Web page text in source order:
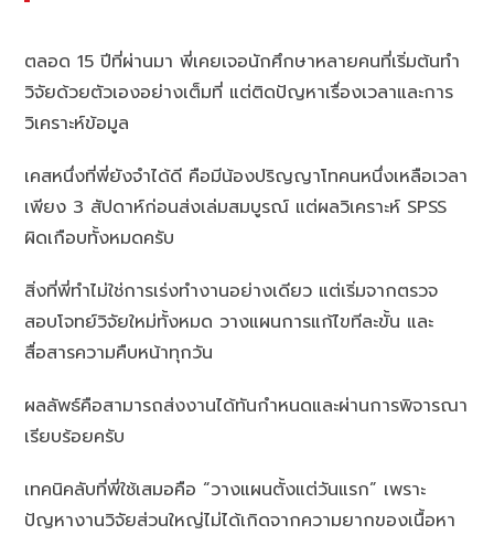
ตลอด 15 ปีที่ผ่านมา พี่เคยเจอนักศึกษาหลายคนที่เริ่มต้นทำ
วิจัยด้วยตัวเองอย่างเต็มที่ แต่ติดปัญหาเรื่องเวลาและการ
วิเคราะห์ข้อมูล
เคสหนึ่งที่พี่ยังจำได้ดี คือมีน้องปริญญาโทคนหนึ่งเหลือเวลา
เพียง 3 สัปดาห์ก่อนส่งเล่มสมบูรณ์ แต่ผลวิเคราะห์ SPSS
ผิดเกือบทั้งหมดครับ
สิ่งที่พี่ทำไม่ใช่การเร่งทำงานอย่างเดียว แต่เริ่มจากตรวจ
สอบโจทย์วิจัยใหม่ทั้งหมด วางแผนการแก้ไขทีละขั้น และ
สื่อสารความคืบหน้าทุกวัน
ผลลัพธ์คือสามารถส่งงานได้ทันกำหนดและผ่านการพิจารณา
เรียบร้อยครับ
เทคนิคลับที่พี่ใช้เสมอคือ “วางแผนตั้งแต่วันแรก” เพราะ
ปัญหางานวิจัยส่วนใหญ่ไม่ได้เกิดจากความยากของเนื้อหา